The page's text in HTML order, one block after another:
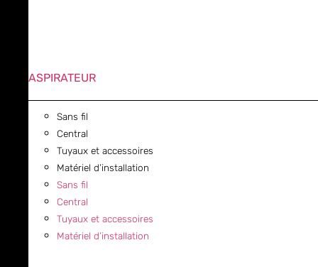
ASPIRATEUR
Sans fil
Central
Tuyaux et accessoires
Matériel d’installation
Sans fil
Central
Tuyaux et accessoires
Matériel d’installation